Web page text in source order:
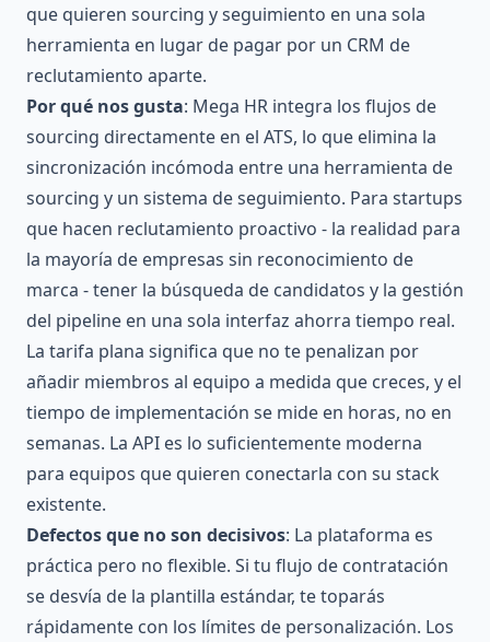
que quieren sourcing y seguimiento en una sola
herramienta en lugar de pagar por un CRM de
reclutamiento aparte.
Por qué nos gusta: Mega HR integra los flujos de
sourcing directamente en el ATS, lo que elimina la
sincronización incómoda entre una herramienta de
sourcing y un sistema de seguimiento. Para startups
que hacen reclutamiento proactivo - la realidad para
la mayoría de empresas sin reconocimiento de
marca - tener la búsqueda de candidatos y la gestión
del pipeline en una sola interfaz ahorra tiempo real.
La tarifa plana significa que no te penalizan por
añadir miembros al equipo a medida que creces, y el
tiempo de implementación se mide en horas, no en
semanas. La API es lo suficientemente moderna
para equipos que quieren conectarla con su stack
existente.
Defectos que no son decisivos: La plataforma es
práctica pero no flexible. Si tu flujo de contratación
se desvía de la plantilla estándar, te toparás
rápidamente con los límites de personalización. Los